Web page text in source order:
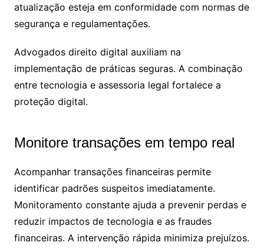
atualização esteja em conformidade com normas de
segurança e regulamentações.
Advogados direito digital auxiliam na
implementação de práticas seguras. A combinação
entre tecnologia e assessoria legal fortalece a
proteção digital.
Monitore transações em tempo real
Acompanhar transações financeiras permite
identificar padrões suspeitos imediatamente.
Monitoramento constante ajuda a prevenir perdas e
reduzir impactos de tecnologia e as fraudes
financeiras. A intervenção rápida minimiza prejuízos.